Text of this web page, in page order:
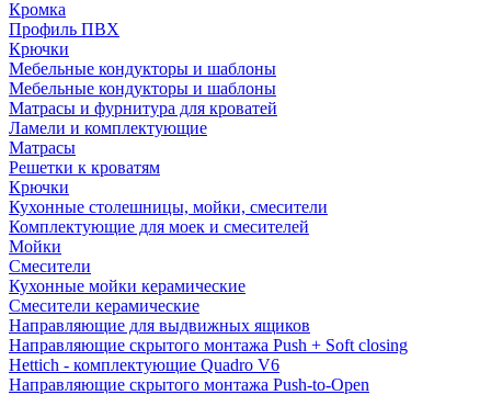
Кромка
Профиль ПВХ
Крючки
Мебельные кондукторы и шаблоны
Мебельные кондукторы и шаблоны
Матрасы и фурнитура для кроватей
Ламели и комплектующие
Матрасы
Решетки к кроватям
Крючки
Кухонные столешницы, мойки, смесители
Комплектующие для моек и смесителей
Мойки
Смесители
Кухонные мойки керамические
Смесители керамические
Направляющие для выдвижных ящиков
Направляющие скрытого монтажа Push + Soft closing
Hettich - комплектующие Quadro V6
Направляющие скрытого монтажа Push-to-Open